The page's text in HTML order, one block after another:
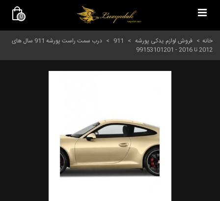
0
خانه > فروش لوازم یدکی پورشه >
911
>
درب سمت راست پورشه 911 سال های
2012 تا 2016 - 99153101201